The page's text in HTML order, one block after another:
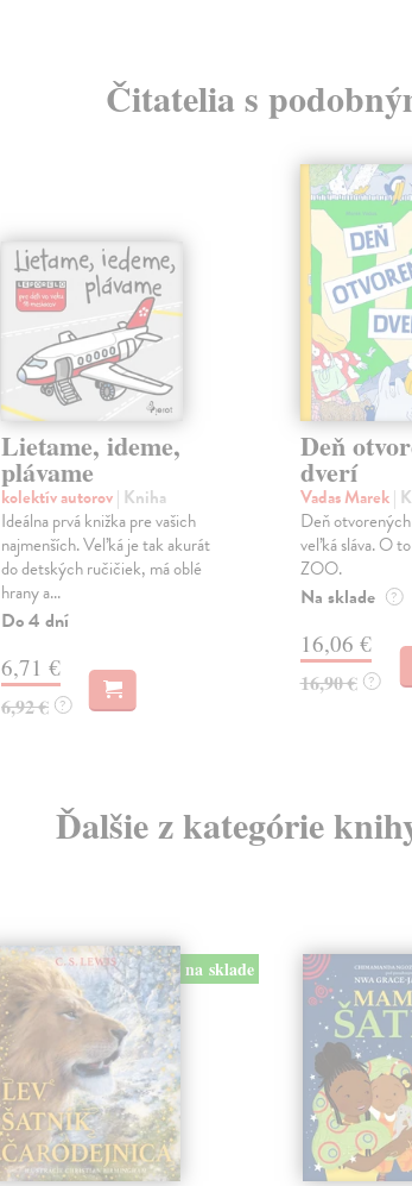
Čitatelia s
Lietame, ideme,
plávame
kolektív autorov| Kniha
Ideálna prvá knižka pre vašich
najmenších. Veľká je tak akurát
do detských ručičiek, má oblé
hrany a...
Do 4 dní
6,71 €
6,92 € ?
Deň
dverí
Vadas Marek|
Deň
veľká sláva. O
ZOO.
Na sklade ?
16,06 €
16,90 € ?
Ďalšie z kategórie
na sklade